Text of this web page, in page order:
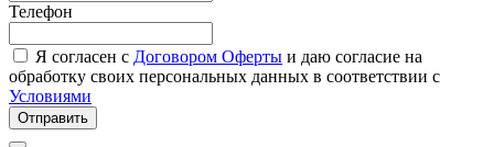
Телефон
Я согласен с Договором Оферты и даю согласие на
обработку своих персональных данных в соответствии с
Условиями
Отправить